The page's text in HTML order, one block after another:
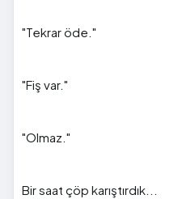
"Tekrar öde."
"Fiş var."
"Olmaz."
Bir saat çöp karıştırdık...